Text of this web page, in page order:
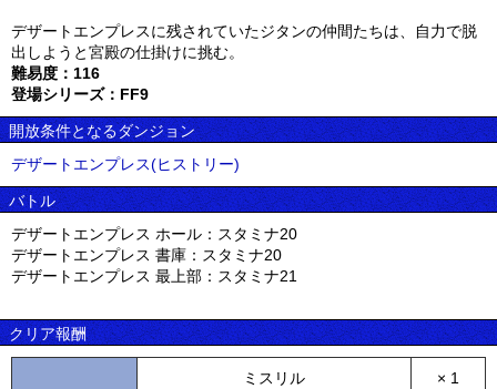
デザートエンプレスに残されていたジタンの仲間たちは、自力で脱
出しようと宮殿の仕掛けに挑む。
難易度：116
登場シリーズ：FF9
開放条件となるダンジョン
デザートエンプレス(ヒストリー)
バトル
デザートエンプレス ホール：スタミナ20
デザートエンプレス 書庫：スタミナ20
デザートエンプレス 最上部：スタミナ21
クリア報酬
ミスリル × 1